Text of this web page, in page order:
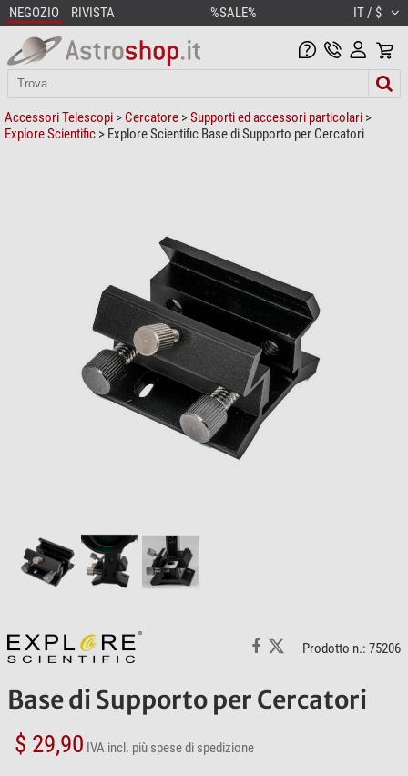
NEGOZIO RIVISTA %SALE% IT / $
Accessori Telescopi > Cercatore >Supporti ed accessori particolari >
Explore Scientific > Explore Scientific Base di Supporto per Cercatori
Prodotto n.: 75206
Base di Supporto per Cercatori
$ 29,90 IVA incl. più spese di spedizione